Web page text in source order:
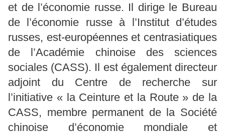
et de l’économie russe. Il dirige le Bureau
de l’économie russe à l’Institut d’études
russes, est-européennes et centrasiatiques
de l’Académie chinoise des sciences
sociales (CASS). Il est également directeur
adjoint du Centre de recherche sur
l’initiative « la Ceinture et la Route » de la
CASS, membre permanent de la Société
chinoise d’économie mondiale et